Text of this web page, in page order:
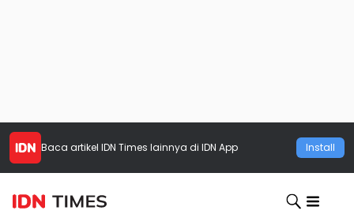
Baca artikel IDN Times lainnya di IDN App Install